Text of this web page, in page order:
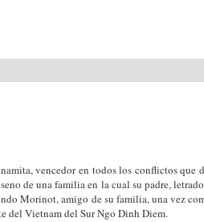
vencedor en todos los conflictos que
de una familia en la cual su padre,
Morinot, amigo de su familia, una vez
del Vietnam del Sur Ngo Dinh Diem.